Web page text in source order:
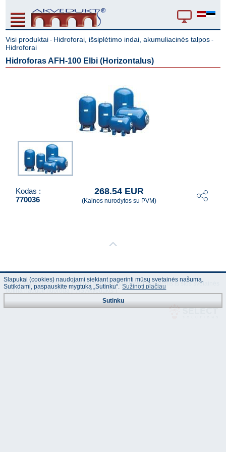
Visi produktai - Hidroforai, išsiplėtimo indai, akumuliacinės talpos -
Hidroforai
Hidroforas AFH-100 Elbi (Horizontalus)
Kodas :
770036
268.54 EUR
(Kainos nurodytos su PVM)
© "AS Akvedukts" 2026. Dalinai ar pilnai naudojant duomenis iš šios svetainės
būtina naudoti nuorodą Į "AS Akvedukts"!
Slapukai (cookies) naudojami siekiant pagerinti mūsų svetainės našumą.
Sutikdami, paspauskite mygtuką „Sutinku“. Sužinoti plačiau
Sutinku